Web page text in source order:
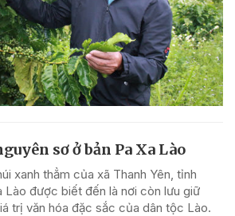
sơ ở bản Pa Xa Lào
xanh thẳm của xã Thanh Yên, tỉnh
Lào được biết đến là nơi còn lưu giữ
trị văn hóa đặc sắc của dân tộc Lào.